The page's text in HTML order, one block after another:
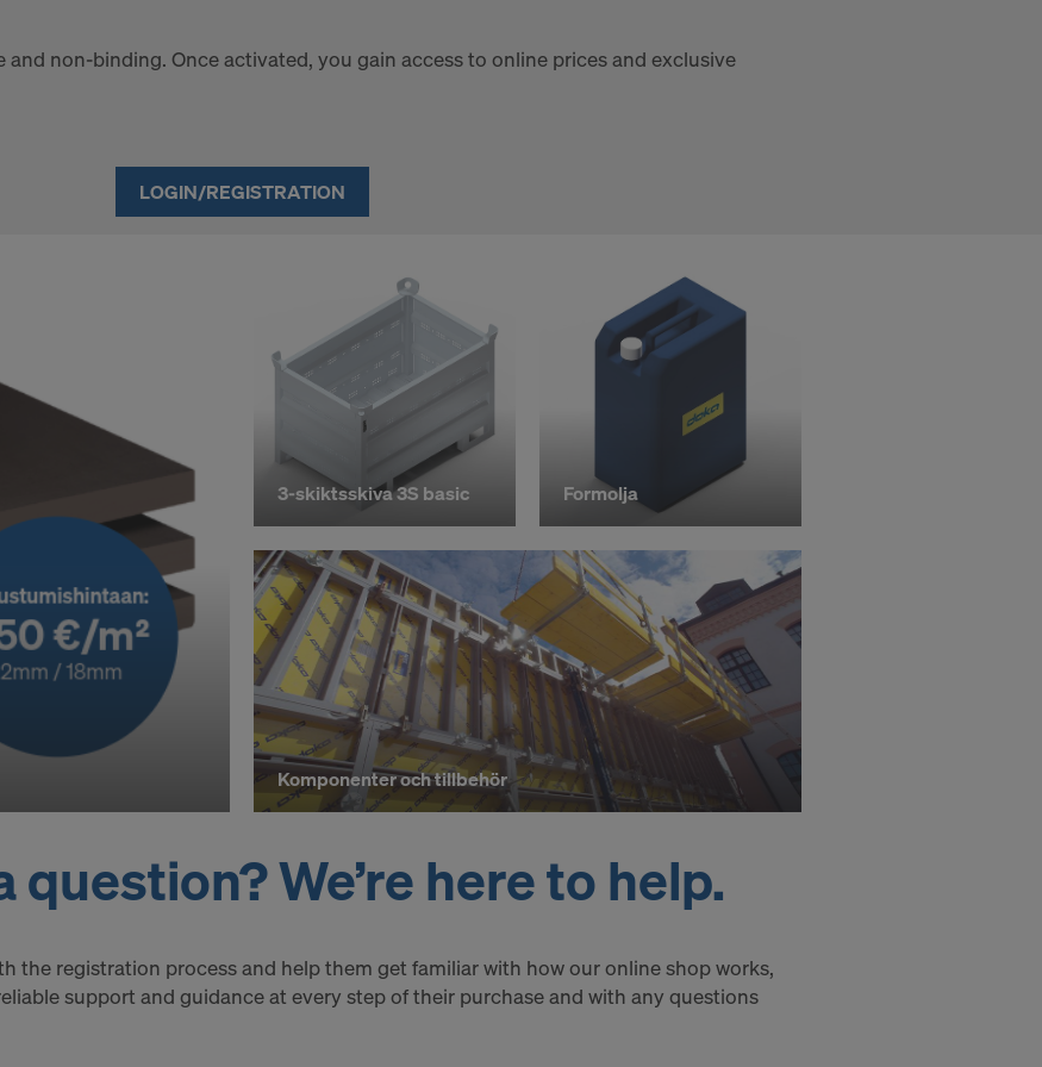
non‑binding. Once activated, you gain access to online prices and exclusive
LOGIN/REGISTRATION
3-skiktsskiva 3S basic Formolja
Komponenter och tillbehör
question? We’re here to help.
the registration process and help them get familiar with how our online shop works,
support and guidance at every step of their purchase and with any questions
Inc.
uttryckliga samtycke för att även i fortsättningen kunna överföra
helst återkalla ditt samtycke med framtida verkan genom att du
på webbsidan.
MED ANVÄNDNINGEN AV COOKIES OCH
AV DINA PERSONUPPGIFTER TILL USA?